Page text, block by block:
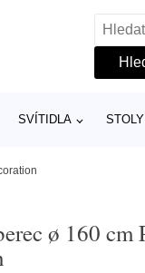
SVÍTIDLA
ø 160 cm